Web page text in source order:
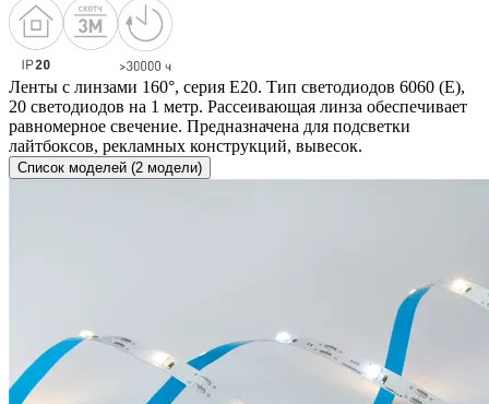
Ленты с линзами 160°, серия E20. Тип светодиодов 6060 (E),
20 светодиодов на 1 метр. Рассеивающая линза обеспечивает
равномерное свечение. Предназначена для подсветки
лайтбоксов, рекламных конструкций, вывесок.
Список моделей (2 модели)